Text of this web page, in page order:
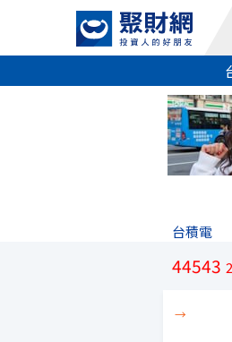
台積電
44543
→